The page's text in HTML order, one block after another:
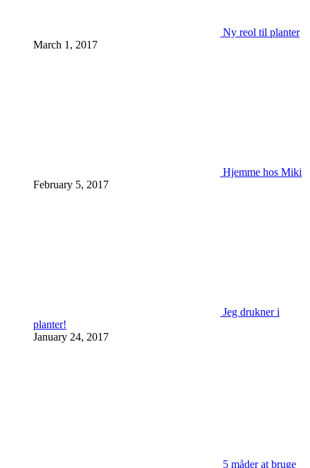
Ny reol til planter
March 1, 2017
Hjemme hos Miki
February 5, 2017
Jeg drukner i
planter!
January 24, 2017
5 måder at bruge